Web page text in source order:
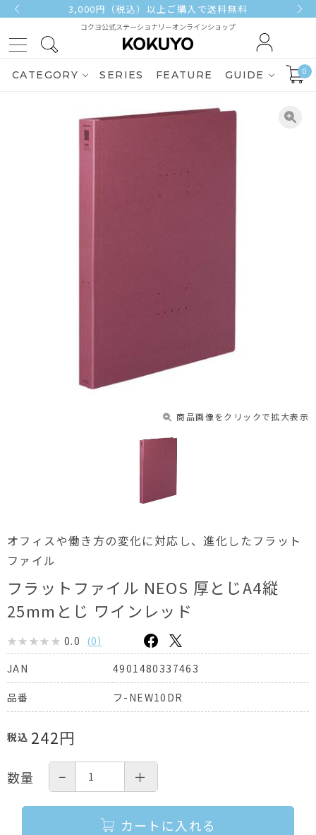
3,000円（税込）以上ご購入で送料無料
コクヨ公式ステーショナリーオンラインショップ
CATEGORY SERIES FEATURE GUIDE 0
商品画像をクリックで拡大表示
オフィスや働き方の変化に対応し、進化したフラット
ファイル
フラットファイル NEOS 厚とじA4縦
25mmとじ ワインレッド
0.0 (0)
JAN
4901480337463
品番 フ-NEW10DR
税込 242円
数量 − ＋
カートに入れる